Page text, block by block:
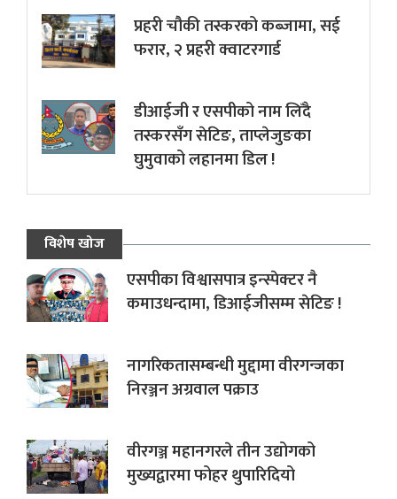
प्रहरी चौकी तस्करको कब्जामा, सई
फरार, २ प्रहरी क्वाटरगार्ड
डीआईजी र एसपीको नाम लिँदै
तस्करसँग सेटिङ, ताप्लेजुङका
घुमुवाको लहानमा डिल !
विशेष खोज
एसपीका विश्वासपात्र इन्स्पेक्टर नै
कमाउधन्दामा, डिआईजीसम्म सेटिङ !
नागरिकतासम्बन्धी मुद्दामा वीरगन्जका
निरञ्जन अग्रवाल पक्राउ
वीरगञ्ज महानगरले तीन उद्योगको
मुख्यद्वारमा फोहर थुपारिदियो